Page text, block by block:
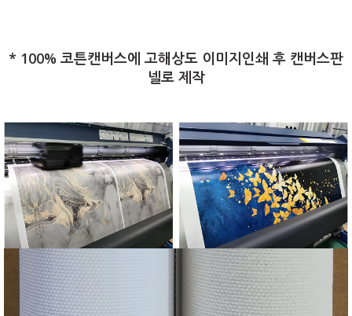
* 100% 코튼캔버스에 고해상도 이미지인쇄 후 캔버스판
넬로 제작